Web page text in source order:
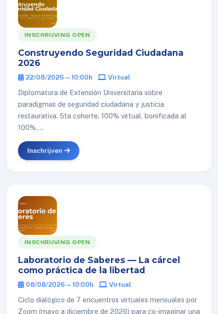
INSCHRIJVING OPEN
Construyendo Seguridad Ciudadana
2026
22/08/2026 — 10:00h Virtual
Diplomatura de Extensión Universitaria sobre
paradigmas de seguridad ciudadana y justicia
restaurativa. 5ta cohorte. 100% virtual, bonificada al
100%,...
Inschrijven
INSCHRIJVING OPEN
Laboratorio de Saberes — La cárcel
como práctica de la libertad
08/08/2026 — 10:00h Virtual
Ciclo dialógico de 7 encuentros virtuales mensuales por
Zoom (mayo a diciembre de 2026) para co-imaginar una